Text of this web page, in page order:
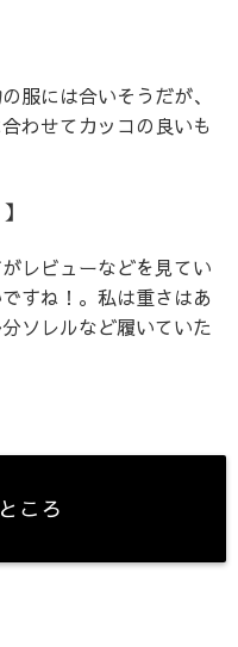
服には合いそうだが、
わせてカッコの良いも
レビューなどを見てい
すね！。私は重さはあ
ソレルなど履いていた
ころ